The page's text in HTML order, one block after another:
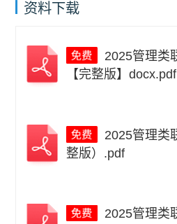
资料下载
【完整版】docx.pdf
整版）.pdf